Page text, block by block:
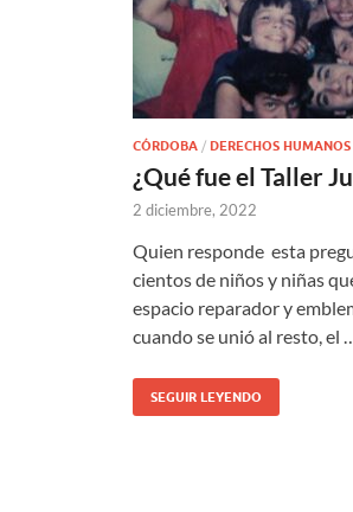
CÓRDOBA / DERECHOS HUMANOS
¿Qué fue el Taller
2 diciembre, 2022
Quien responde esta
cientos de niños y niñas
espacio reparador y
cuando se unió al resto, el …
SEGUIR LEYENDO